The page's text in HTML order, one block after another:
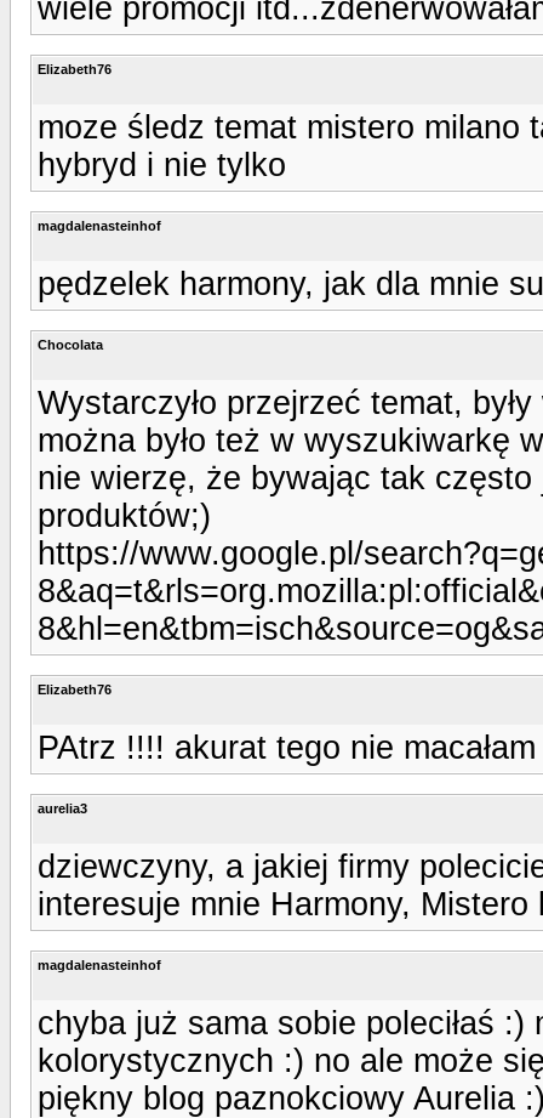
wiele promocji
Elizabeth76
moze śledz temat mistero milano
hybryd i nie tylko
magdalenasteinhof
pędzelek harmony, jak dla mnie
Chocolata
Wystarczyło przejrzeć temat,
można było też w wyszukiwarkę
nie wierzę, że bywając tak
produktów;)
https://www.google.pl/
Elizabeth76
PAtrz !!!! akurat tego nie
aurelia3
dziewczyny, a jakiej firmy
interesuje mnie Harmony, Mistero
magdalenasteinhof
chyba już sama sobie poleciłaś
kolorystycznych :) no ale może
piękny blog paznokciowy Aurelia